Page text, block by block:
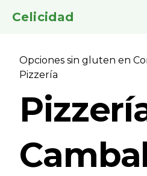
Celicidad
Opciones sin gluten en
Pizzerí­a